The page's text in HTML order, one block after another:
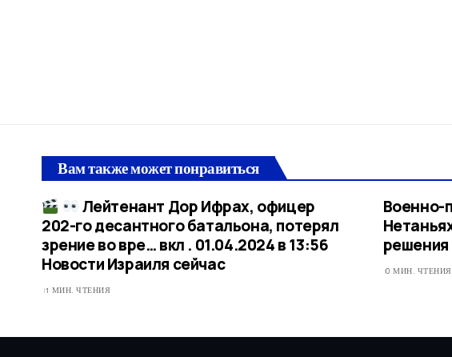
Вам также может понравиться
Лейтенант Дор Ифрах, офицер
202-го десантного батальона, потерял
зрение во вре… вкл . 01.04.2024 в 13:56​
Новости Израиля сейчас
1 МИН. ЧТЕНИЯ
Военно-
решения
0 МИН. ЧТЕНИЯ